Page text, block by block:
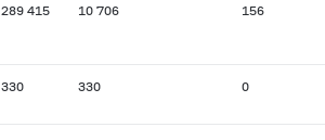
289 415 10 706 156
330 330 0